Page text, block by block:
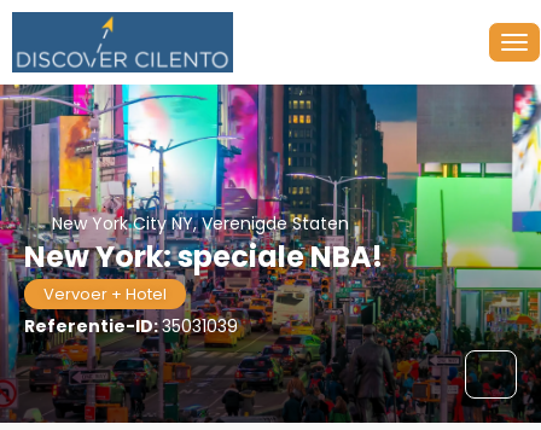
New York City NY, Verenigde Staten
New York: speciale NBA!
Vervoer + Hotel
Referentie-ID:35031039